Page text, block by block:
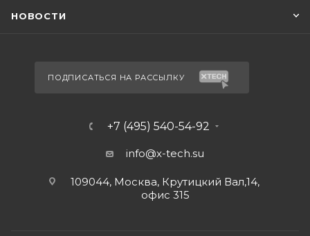
НОВОСТИ
ПОДПИСАТЬСЯ НА РАССЫЛКУ
+7 (495) 540-54-92
info@x-tech.su
109044, Москва, Крутицкий Вал,14,
офис 315